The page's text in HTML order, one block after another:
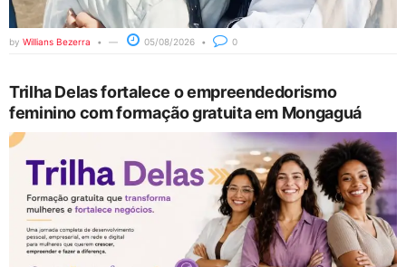
by Willians Bezerra 05/08/2026 0
Trilha Delas fortalece o empreendedorismo
feminino com formação gratuita em Mongaguá